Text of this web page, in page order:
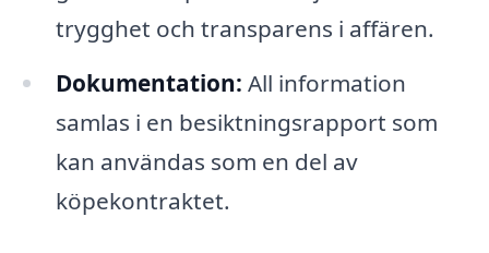
trygghet och transparens i affären.
Dokumentation: All information
samlas i en besiktningsrapport som
kan användas som en del av
köpekontraktet.